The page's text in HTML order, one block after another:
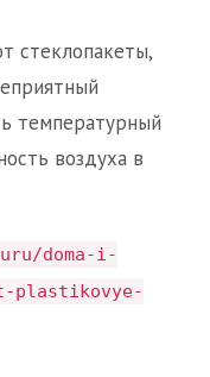
стеклопакеты,
температурный
воздуха в
doma-i-
plastikovye-